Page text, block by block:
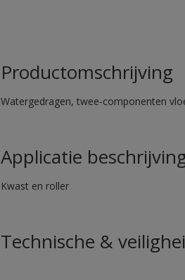
Productomschrijving
Watergedragen, twee-componenten
Applicatie
Kwast en roller
Technische &